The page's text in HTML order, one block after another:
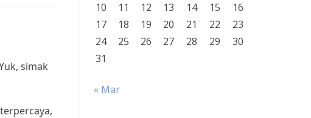
simak
10
11 12 13 14 15
16
17
18 19 20 21 22
23
24
25 26 27 28 29
30
31
« Mar